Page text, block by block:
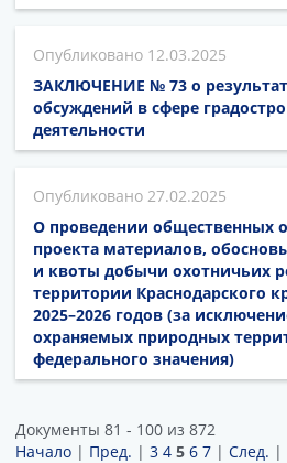
12.03.2025
ЗАКЛЮЧЕНИЕ № 73 о
обсуждений в сфере
деятельности
27.02.2025
О проведении общественных
проекта материалов,
и квоты добычи охотничьих
территории Краснодарского
2025–2026 годов (за
охраняемых природных
федерального значения)
Документы 81 - 100 из 872
Начало | Пред. | 3 4 5 6 7 | След. |